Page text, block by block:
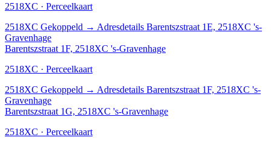
2518XC · Perceelkaart
2518XC Gekoppeld → Adresdetails Barentszstraat 1E, 2518XC 's-
Gravenhage
Barentszstraat 1F, 2518XC 's-Gravenhage
2518XC · Perceelkaart
2518XC Gekoppeld → Adresdetails Barentszstraat 1F, 2518XC 's-
Gravenhage
Barentszstraat 1G, 2518XC 's-Gravenhage
2518XC · Perceelkaart